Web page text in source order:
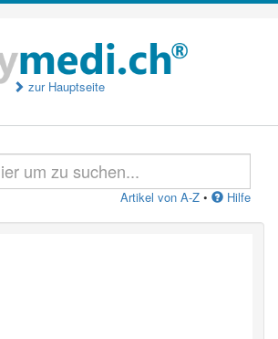
zur Hauptseite
Artikel von A-Z • Hilfe